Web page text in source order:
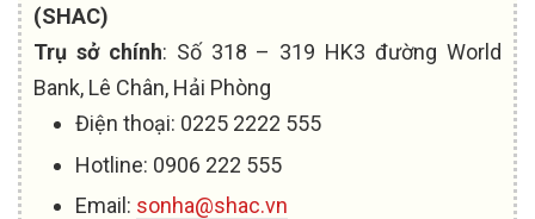
(SHAC)
Trụ sở chính: Số 318 – 319 HK3 đường World
Bank, Lê Chân, Hải Phòng
Điện thoại: 0225 2222 555
Hotline: 0906 222 555
Email: sonha@shac.vn